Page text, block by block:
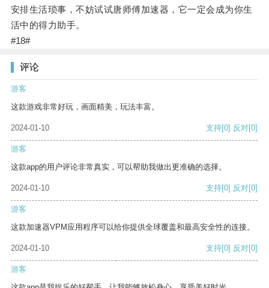
安排生活琐事，不妨试试唐师傅加速器，它一定会成为你生
活中的得力助手。
#18#
评论
游客
这款游戏非常好玩，画面精美，玩法丰富。
2024-01-10 支持[0] 反对[0]
游客
这款app的用户评论非常真实，可以帮助我做出更准确的选择。
2024-01-10 支持[0] 反对[0]
游客
这款加速器VPM应用程序可以给你提供全球覆盖和最高安全性的连接。
2024-01-10 支持[0] 反对[0]
游客